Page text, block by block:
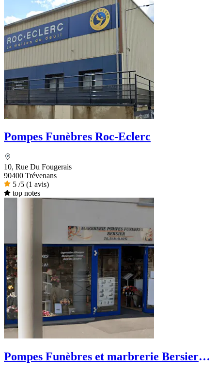
Pompes Funèbres Roc-Eclerc
10, Rue Du Fougerais
90400 Trévenans
5 /5 (1 avis)
top notes
Pompes Funèbres et marbrerie Bersier-